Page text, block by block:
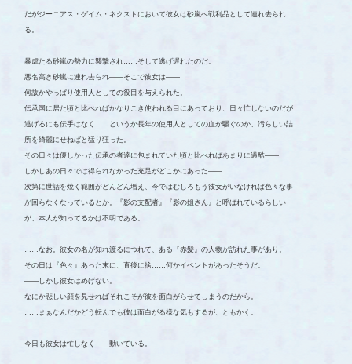
だがジーニアス・ゲイム・ネクストにおいて彼女は砂嵐へ戦利品として連れ去られ
る。
暴虐たる砂嵐の勢力に襲撃され……そして逃げ遅れたのだ。
悪名高き砂嵐に連れ去られ――そこで彼女は――
何故かやっぱり使用人としての役目を与えられた。
伝承国に居た頃と比べればかなりこき使われる目にあっており、日々忙しないのだが
逃げるにも伝手はなく……というか長年の使用人としての血が騒ぐのか、汚らしい詰
所を綺麗にせねばと猛り狂った。
その日々は優しかった伝承の者達に包まれていた頃と比べればあまりに過酷――
しかしあの日々では得られなかった充足がどこかにあった――
次第に世話を焼く範囲がどんどん増え、今ではむしろもう彼女がいなければ色々な事
が回らなくなっているとか。『影の支配者』『影の姐さん』と呼ばれているらしい
が、本人が知ってるかは不明である。
……なお。彼女の名が知れ渡るにつれて、ある『赤髪』の人物が訪れた事があり。
その日は『色々』あった末に、直後に捨……何かイベントがあったそうだ。
――しかし彼女はめげない。
なにか悲しい顔を見せればそれこそが彼を面白がらせてしまうのだから。
……まぁなんだかどう転んでも彼は面白がる様な気もするが、ともかく。
今日も彼女は忙しなく――動いている。